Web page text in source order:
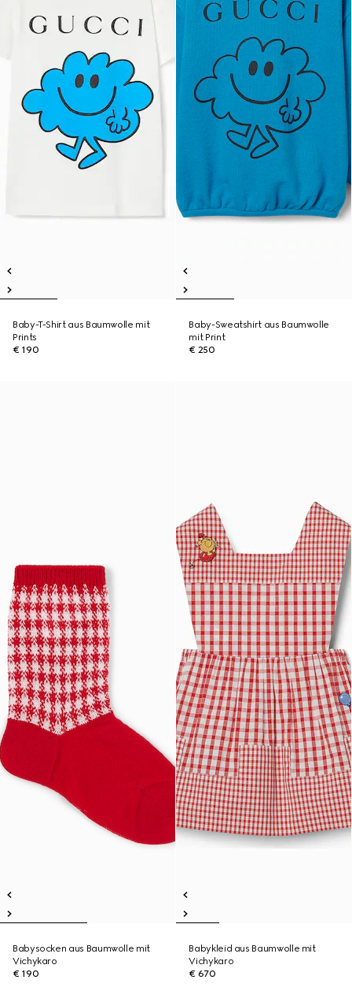
Baby-T-Shirt aus Baumwolle mit
Prints
€ 190
Baby-Sweatshirt aus Baumwolle
mit Print
€ 250
Babysocken aus Baumwolle mit
Vichykaro
€ 190
Babykleid aus Baumwolle mit
Vichykaro
€ 670